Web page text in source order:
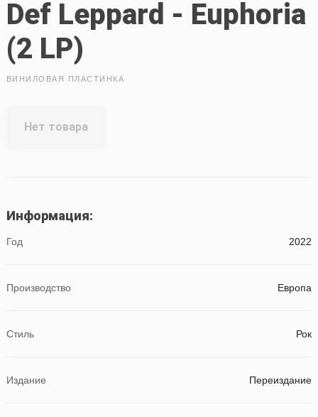
Def Leppard - Euphoria
(2 LP)
ВИНИЛОВАЯ ПЛАСТИНКА
Нет товара
Информация:
Год 2022
Производство Европа
Стиль Рок
Издание Переиздание